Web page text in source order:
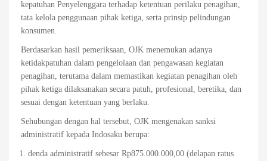
kepatuhan Penyelenggara terhadap ketentuan perilaku penagihan,
tata kelola penggunaan pihak ketiga, serta prinsip pelindungan
konsumen.
Berdasarkan hasil pemeriksaan, OJK menemukan adanya
ketidakpatuhan dalam pengelolaan dan pengawasan kegiatan
penagihan, terutama dalam memastikan kegiatan penagihan oleh
pihak ketiga dilaksanakan secara patuh, profesional, beretika, dan
sesuai dengan ketentuan yang berlaku.
Sehubungan dengan hal tersebut, OJK mengenakan sanksi
administratif kepada Indosaku berupa:
denda administratif sebesar Rp875.000.000,00 (delapan ratus